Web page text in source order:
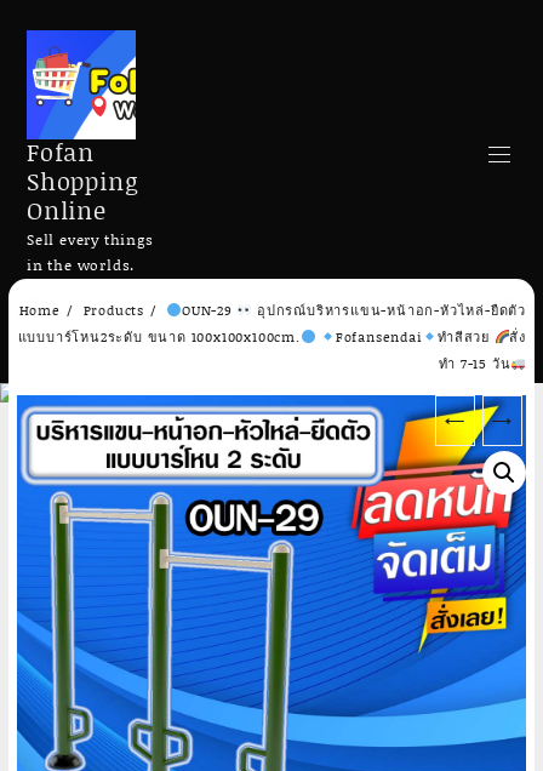
Skip
content
Fofan
Shopping
Online
Sell every things
in the worlds.
Search
Home Products OUN-29
อุปกรณ์บริหารแขน-หน้าอก-หัวไหล่-ยืดตัว
แบบบาร์โหน2ระดับ ขนาด 100x100x100cm.
Fofansendai ทำสีสวย
สั่ง
ทำ 7-15 วัน
← →
Add to cart Add to cart